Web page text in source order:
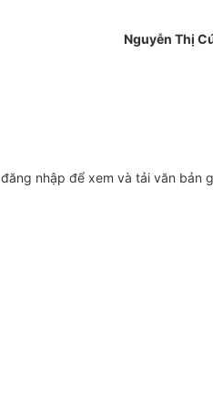
Nguyễn Thị
đăng nhập để xem và tải văn bản